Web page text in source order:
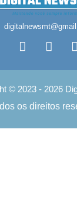
© 2023 - 2026
os direitos